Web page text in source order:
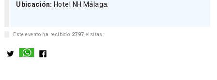
Ubicación: Hotel NH Málaga.
Este evento ha recibido 2797 visitas.